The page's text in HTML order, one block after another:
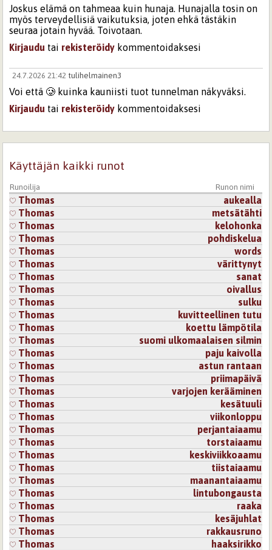
Joskus elämä on tahmeaa kuin hunaja. Hunajalla tosin on
myös terveydellisiä vaikutuksia, joten ehkä tästäkin
seuraa jotain hyvää. Toivotaan.
Kirjaudu tai rekisteröidy kommentoidaksesi
24.7.2026 21:42 tulihelmainen3
Voi että 🥲 kuinka kauniisti tuot tunnelman näkyväksi.
Kirjaudu tai rekisteröidy kommentoidaksesi
Käyttäjän kaikki runot
Runoilija Runon nimi
Thomas
aukealla
Thomas
metsätähti
Thomas
kelohonka
Thomas
pohdiskelua
Thomas
words
Thomas
värittynyt
Thomas
sanat
Thomas
oivallus
Thomas
sulku
Thomas
kuvitteellinen tutu
Thomas
koettu lämpötila
Thomas
suomi ulkomaalaisen silmin
Thomas
paju kaivolla
Thomas
astun rantaan
Thomas
priimapäivä
Thomas
varjojen kerääminen
Thomas
kesätuuli
Thomas
viikonloppu
Thomas
perjantaiaamu
Thomas
torstaiaamu
Thomas
keskiviikkoaamu
Thomas
tiistaiaamu
Thomas
maanantaiaamu
Thomas
lintubongausta
Thomas
raaka
Thomas
kesäjuhlat
Thomas
rakkausruno
Thomas
haaksirikko